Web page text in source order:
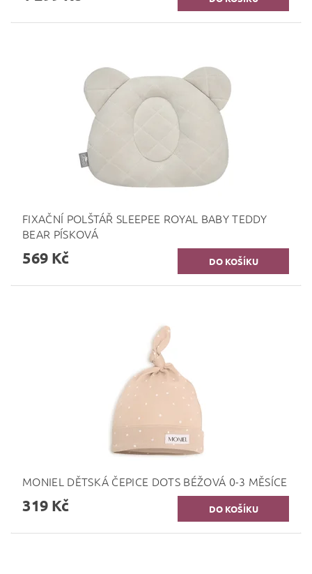
FIXAČNÍ POLŠTÁŘ SLEEPEE ROYAL BABY TEDDY
BEAR PÍSKOVÁ
569 Kč
MONIEL DĚTSKÁ ČEPICE DOTS BÉŽOVÁ 0-3 MĚSÍCE
319 Kč